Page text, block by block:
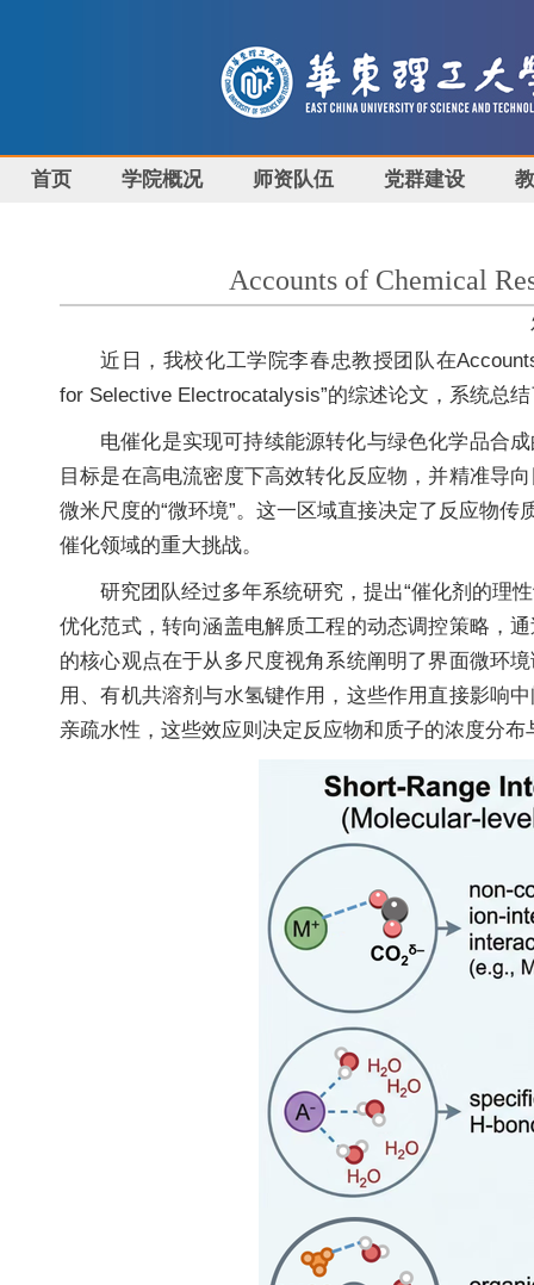
首页 学院概况 师资队伍 党群建设
Accounts of Chemical
近日，我校化工学院李春忠教授团队在
for Selective Electrocatalysis”的综述论文，系统总
电催化是实现可持续能源转化与绿色化学品合
目标是在高电流密度下高效转化反应物，并精准导
微米尺度的“微环境”。这一区域直接决定了反应物
催化领域的重大挑战。
研究团队经过多年系统研究，提出“催化剂的理
优化范式，转向涵盖电解质工程的动态调控策略，
的核心观点在于从多尺度视角系统阐明了界面微环
用、有机共溶剂与水氢键作用，这些作用直接影响
亲疏水性，这些效应则决定反应物和质子的浓度分布